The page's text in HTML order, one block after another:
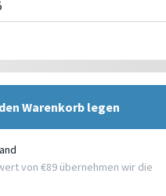
Warenkorb legen
von €89 übernehmen wir die